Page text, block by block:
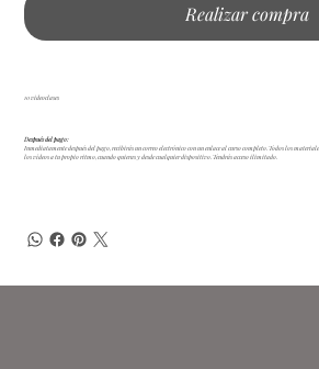
Realizar compra
10 videoclases
Después del pago:
Inmediatamente después del pago, recibirás un correo electrónico con un enlace al curso completo. Todos los
los vídeos a tu propio ritmo, cuando quieras y desde cualquier dispositivo. Tendrás acceso ilimitado.